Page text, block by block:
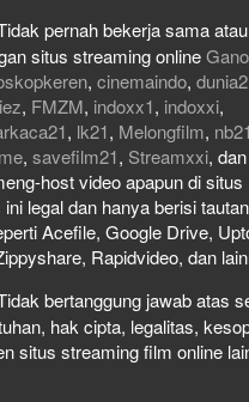
pernah bekerja sama
situs streaming online
, cinemaindo,
, FMZM, indoxx1, indoxxi,
, lk21, Melongfilm, nb21
, savefilm21, Streamxxi,
host video apapun di situs
ini legal dan hanya berisi
Acefile, Google Drive,
Rapidvideo, dan
bertanggung jawab atas
hak cipta, legalitas,
situs streaming film online